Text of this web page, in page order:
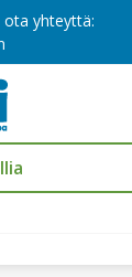
ota yhteyttä: